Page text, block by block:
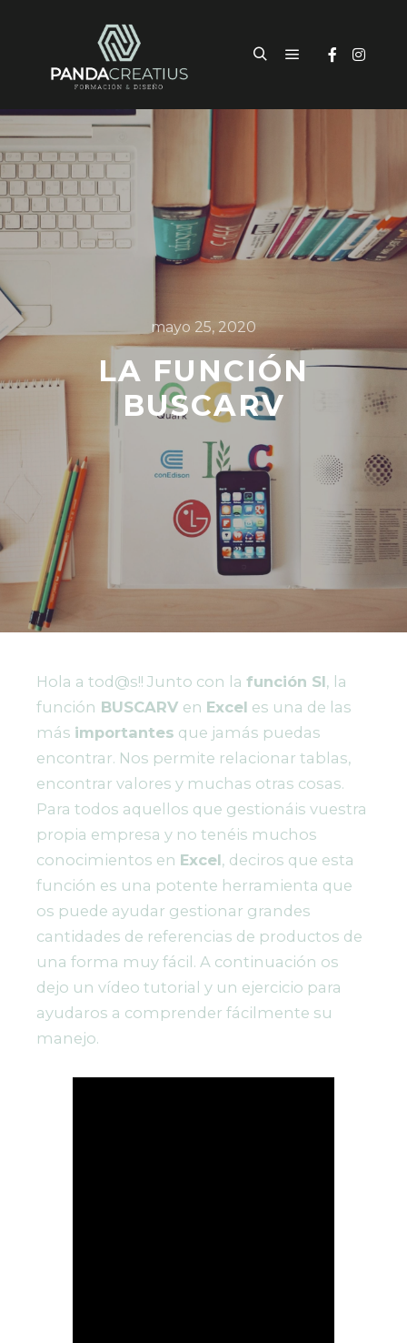
mayo 25, 2020
LA FUNCIÓN
BUSCARV
Hola a tod@s!! Junto con la función SI, la
función BUSCARV en Excel es una de las
más importantes que jamás puedas
encontrar. Nos permite relacionar tablas,
encontrar valores y muchas otras cosas.
Para todos aquellos que gestionáis vuestra
propia empresa y no tenéis muchos
conocimientos en Excel, deciros que esta
función es una potente herramienta que
os puede ayudar gestionar grandes
cantidades de referencias de productos de
una forma muy fácil. A continuación os
dejo un vídeo tutorial y un ejercicio para
ayudaros a comprender fácilmente su
manejo.